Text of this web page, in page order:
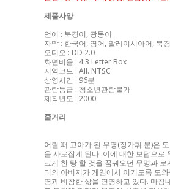
제품사양
언어 : 북경어, 광동어
자막 : 한국어, 영어, 말레이시아어, 북
오디오 : DD 2.0
화면비율 : 4:3 Letter Box
지역코드 : All. NTSC
상영시간 : 96분
관람등급 : 청소년관람불가
제작년도 : 2000
줄거리
어릴 때 고아가 된 무명(장가휘 분)은
을 사로잡게 된다. 이에 대한 보답으
크게 한 탕 할 것을 꿈꿔오던 무명과
터의 아버지가 게임에서 이기도록 도
명과 비참한 삶을 연명하고 있다. 마